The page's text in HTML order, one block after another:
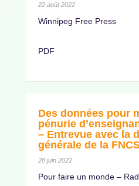
22 août 2022
Winnipeg Free Press
PDF
Des données pour
pénurie
– Entrevue avec la
générale de la
28 juin 2022
Pour faire un monde –